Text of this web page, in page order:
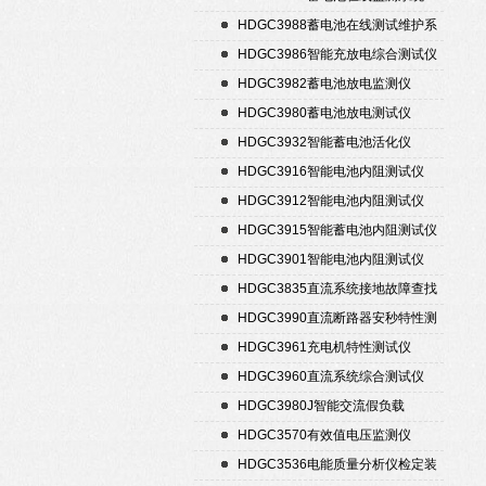
HDGC3988蓄电池在线测试维护系
统
HDGC3986智能充放电综合测试仪
HDGC3982蓄电池放电监测仪
HDGC3980蓄电池放电测试仪
HDGC3932智能蓄电池活化仪
HDGC3916智能电池内阻测试仪
HDGC3912智能电池内阻测试仪
HDGC3915智能蓄电池内阻测试仪
HDGC3901智能电池内阻测试仪
HDGC3835直流系统接地故障查找
仪
HDGC3990直流断路器安秒特性测
试仪
HDGC3961充电机特性测试仪
HDGC3960直流系统综合测试仪
HDGC3980J智能交流假负载
HDGC3570有效值电压监测仪
HDGC3536电能质量分析仪检定装